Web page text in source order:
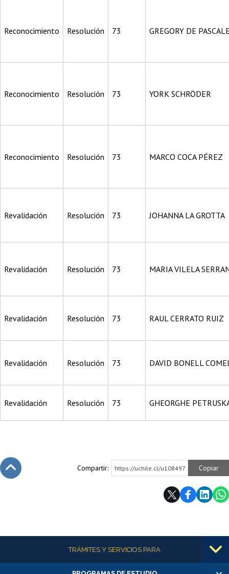
Reconocimiento Resolución 73 GREGORY DE
Reconocimiento Resolución 73 YORK SCHRÖDER
Reconocimiento Resolución 73 MARCO COCA PÉREZ
Revalidación Resolución 73 JOHANNA LA GROTTA
Revalidación Resolución 73 MARIA VILELA
Revalidación Resolución 73 RAUL CERRATO RUIZ
Revalidación Resolución 73 DAVID BONELL
Revalidación Resolución 73 GHEORGHE
Compartir: https://uchile.cl/u108497 Copiar
Más informaciónTRÁMITES Y SERVICIOS PARA